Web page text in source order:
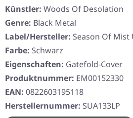
Künstler: Woods Of Desolation
Genre: Black Metal
Label/Hersteller: Season Of
Farbe: Schwarz
Eigenschaften: Gatefold-Cover
Produktnummer: EM00152330
EAN: 0822603195118
Herstellernummer: SUA133LP